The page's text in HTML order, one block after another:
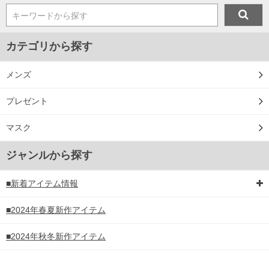
キーワードから探す
カテゴリから探す
メンズ
プレゼント
マスク
ジャンルから探す
■新着アイテム情報
■2024年春夏新作アイテム
■2024年秋冬新作アイテム